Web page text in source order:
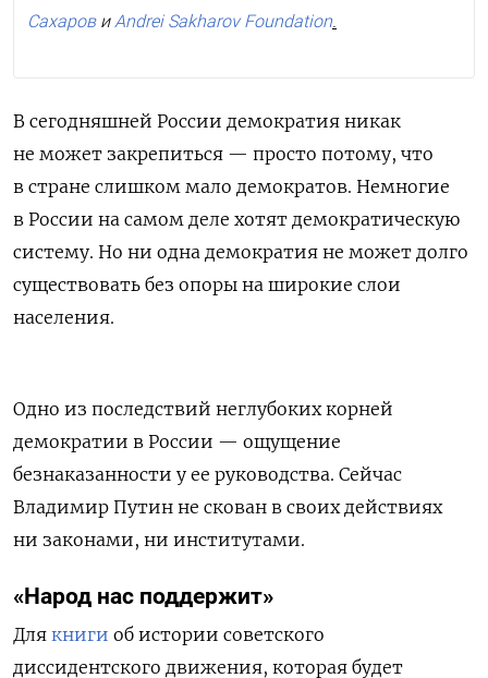
СахаровиAndrei Sakharov Foundation.
В сегодняшней России демократия никак
не может закрепиться — просто потому, что
в стране слишком мало демократов. Немногие
в России на самом деле хотят демократическую
систему. Но ни одна демократия не может долго
существовать без опоры на широкие слои
населения.
Одно из последствий неглубоких корней
демократии в России — ощущение
безнаказанности у ее руководства. Сейчас
Владимир Путин не скован в своих действиях
ни законами, ни институтами.
«Народ нас поддержит»
Для книги об истории советского
диссидентского движения, которая будет